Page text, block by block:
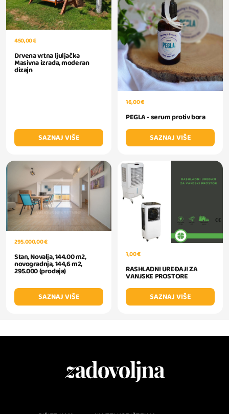
450,00 €
Drvena vrtna ljuljačka
Masivna izrada, moderan
dizajn
SAZNAJ VIŠE
16,00 €
PEGLA - serum protiv bora
SAZNAJ VIŠE
295.000,00 €
Stan, Novalja, 144.00 m2,
novogradnja, 144,6 m2,
295.000 (prodaja)
SAZNAJ VIŠE
1,00 €
RASHLADNI UREĐAJI ZA
VANJSKE PROSTORE
SAZNAJ VIŠE